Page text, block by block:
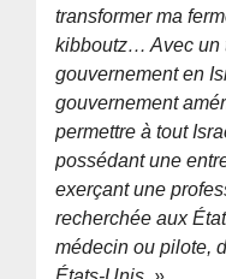
transformer ma
kibboutz… Avec un
gouvernement en
gouvernement
permettre à tout
possédant une
exerçant une
recherchée aux
médecin ou pilote,